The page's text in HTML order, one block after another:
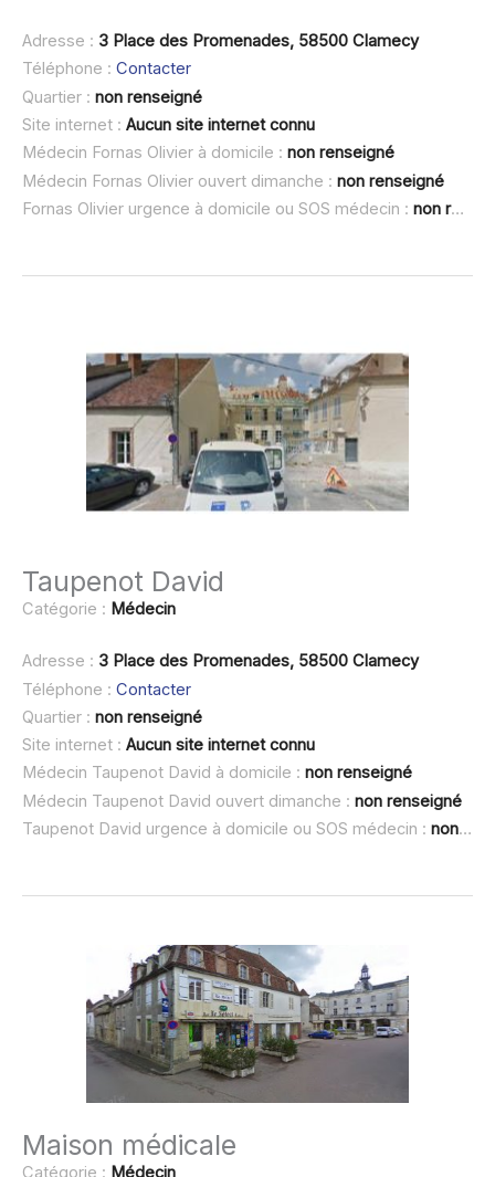
Adresse : 3 Place des Promenades, 58500 Clamecy
Téléphone : Contacter
Quartier : non renseigné
Site internet : Aucun site internet connu
Médecin Fornas Olivier à domicile : non renseigné
Médecin Fornas Olivier ouvert dimanche : non renseigné
Fornas Olivier urgence à domicile ou SOS médecin : non renseigné
Taupenot David
Catégorie : Médecin
Adresse : 3 Place des Promenades, 58500 Clamecy
Téléphone : Contacter
Quartier : non renseigné
Site internet : Aucun site internet connu
Médecin Taupenot David à domicile : non renseigné
Médecin Taupenot David ouvert dimanche : non renseigné
Taupenot David urgence à domicile ou SOS médecin : non renseigné
Maison médicale
Catégorie : Médecin